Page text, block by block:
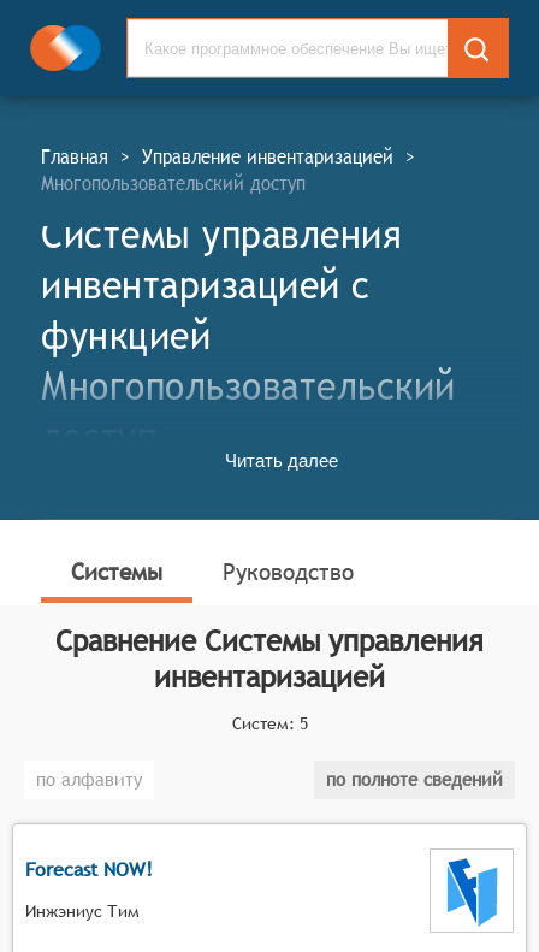
Главная > Управление инвентаризацией >
Многопользовательский доступ
Системы управления
инвентаризацией c
функцией
Многопользовательский
управлять своими основными средствами и
проводить их инвентарный учёт.
Классификатор программных продуктов Соваре
определяет конкретные функциональные критерии
для систем. Для того, чтобы быть представленными
на рынке Системы управления инвентаризацией,
возможности:
автоматизация процесса учёта поступления и
выбытия основных средств,
ведение детальной номенклатуры основных
средств с возможностью классификации и
Читать далее
Системы Руководство
Сравнение Системы управления
инвентаризацией
Систем: 5
по алфавиту по полноте сведений
Forecast NOW!
Инжэниус Тим